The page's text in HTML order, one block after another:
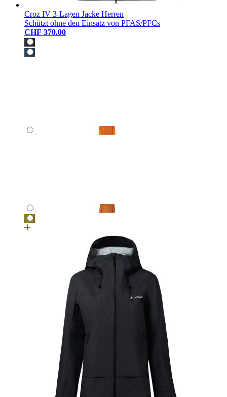
Croz IV 3-Lagen Jacke Herren
Schützt ohne den Einsatz von PFAS/PFCs
CHF 370.00